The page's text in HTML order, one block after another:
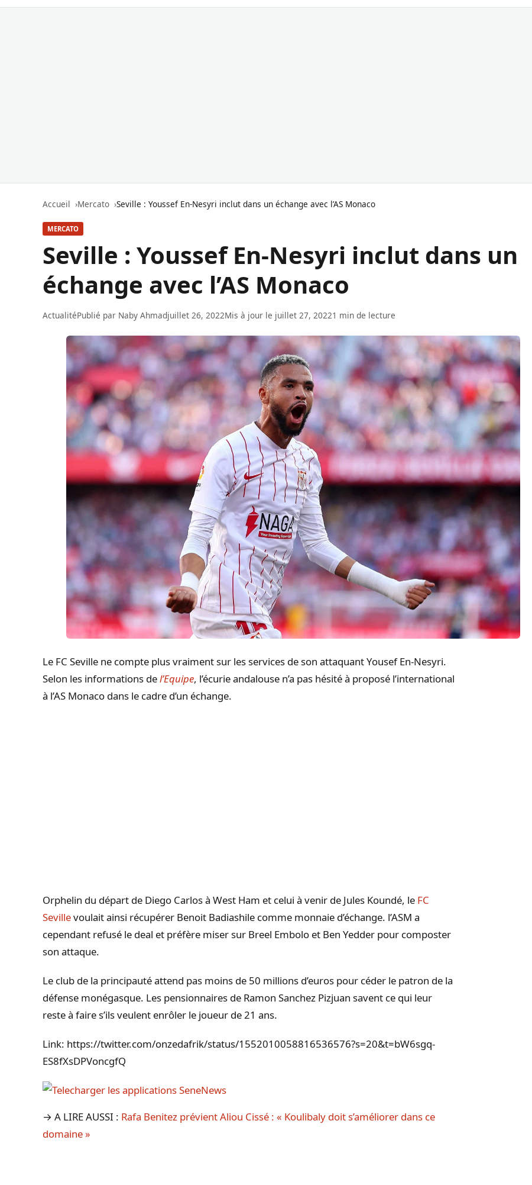
Accueil Mercato Seville : Youssef En-Nesyri inclut dans un échange avec l’AS Monaco
MERCATO
Seville : Youssef En-Nesyri inclut dans un
échange avec l’AS Monaco
ActualitéPublié par Naby Ahmadjuillet 26, 2022Mis à jour le juillet 27, 20221 min de lecture
Le FC Seville ne compte plus vraiment sur les services de son attaquant Yousef En-Nesyri.
Selon les informations del’Equipe, l’écurie andalouse n’a pas hésité à proposé l’international
à l’AS Monaco dans le cadre d’un échange.
Orphelin du départ de Diego Carlos à West Ham et celui à venir de Jules Koundé, le FC
Sevillevoulait ainsi récupérer Benoit Badiashile comme monnaie d’échange. l’ASM a
cependant refusé le deal et préfère miser sur Breel Embolo et Ben Yedder pour composter
son attaque.
Le club de la principauté attend pas moins de 50 millions d’euros pour céder le patron de la
défense monégasque. Les pensionnaires de Ramon Sanchez Pizjuan savent ce qui leur
reste à faire s’ils veulent enrôler le joueur de 21 ans.
Link: https://twitter.com/onzedafrik/status/1552010058816536576?s=20&t=bW6sgq-
ES8fXsDPVoncgfQ
→ A LIRE AUSSI : Rafa Benitez prévient Aliou Cissé : « Koulibaly doit s’améliorer dans ce
domaine »